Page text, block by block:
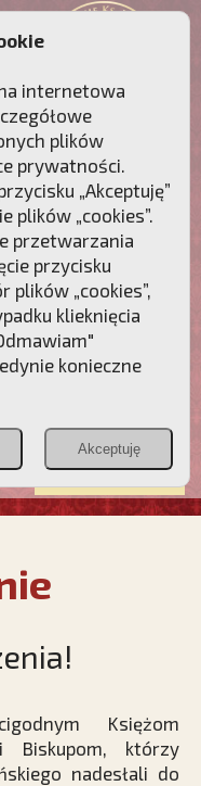
Polaków!
Przymierze
WESPRZYJ
NAS
Księżom
i Biskupom, którzy
nadesłali do
internetowa
plików
prywatności.
„Akceptuję”
plików „cookies”.
przetwarzania
przycisku
plików „cookies”,
klieknięcia
konieczne
Akceptuję